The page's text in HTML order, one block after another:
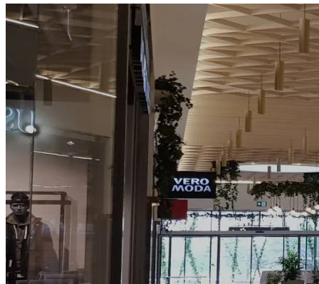
Studenter
Så arbetar vi Hållbarhet Referenser Nyheter
Kontakta oss